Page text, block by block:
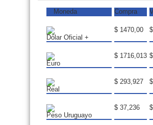
Moneda Compra
Dólar Oficial +
$ 1470,00
Euro
$ 1716,013
Real
$ 293,927
Peso Uruguayo
$ 37,236